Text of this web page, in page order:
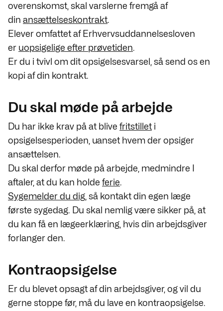
overenskomst, skal varslerne fremgå af
din ansættelseskontrakt.
Elever omfattet af Erhvervsuddannelsesloven
er uopsigelige efter prøvetiden.
Er du i tvivl om dit opsigelsesvarsel, så send os en
kopi af din kontrakt.
Du skal møde på arbejde
Du har ikke krav på at blive fritstillet i
opsigelsesperioden, uanset hvem der opsiger
ansættelsen.
Du skal derfor møde på arbejde, medmindre I
aftaler, at du kan holde ferie.
Sygemelder du dig , så kontakt din egen læge
første sygedag. Du skal nemlig være sikker på, at
du kan få en lægeerklæring, hvis din arbejdsgiver
forlanger den.
Kontraopsigelse
Er du blevet opsagt af din arbejdsgiver, og vil du
gerne stoppe før, må du lave en kontraopsigelse.